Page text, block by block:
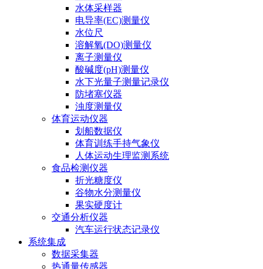
水体采样器
电导率(EC)测量仪
水位尺
溶解氧(DO)测量仪
离子测量仪
酸碱度(pH)测量仪
水下光量子测量记录仪
防堵塞仪器
浊度测量仪
体育运动仪器
划船数据仪
体育训练手持气象仪
人体运动生理监测系统
食品检测仪器
折光糖度仪
谷物水分测量仪
果实硬度计
交通分析仪器
汽车运行状态记录仪
系统集成
数据采集器
热通量传感器